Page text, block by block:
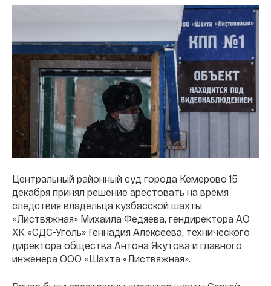
Центральный районный суд города Кемерово 15
декабря принял решение арестовать на время
следствия владельца кузбасской шахты
«Листвяжная» Михаила Федяева, гендиректора АО
ХК «СДС-Уголь» Геннадия Алексеева, технического
директора общества Антона Якутова и главного
инженера ООО «Шахта «Листвяжная».